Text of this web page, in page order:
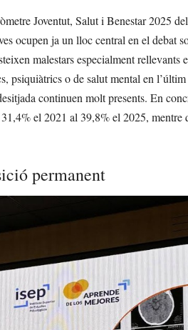
Joventut, Salut i Benestar 2025
ocupen ja un lloc central en el debat
malestars especialment rellevants
psiquiàtrics o de salut mental en
continuen molt presents. En
el 2021 al 39,8% el 2025, mentre
permanent